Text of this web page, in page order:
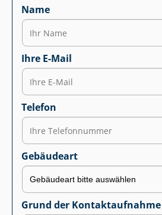
Name
Ihre E-Mail
Telefon
Gebäudeart
Grund der Kontaktaufnahme